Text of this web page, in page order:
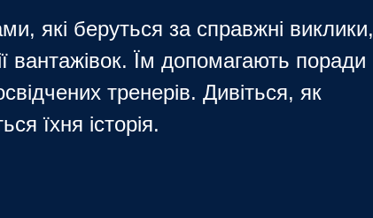
які беруться за справжні виклики,
вантажівок. Їм допомагають поради
тренерів. Дивіться, як
їхня історія.